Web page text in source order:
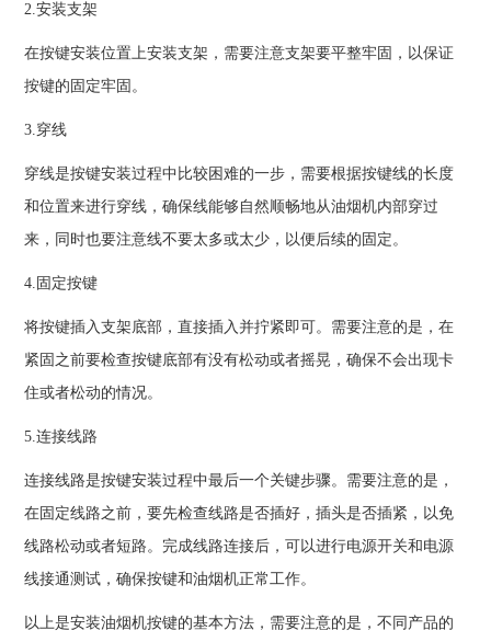
2.安装支架
在按键安装位置上安装支架，需要注意支架要平整牢固，以保证
按键的固定牢固。
3.穿线
穿线是按键安装过程中比较困难的一步，需要根据按键线的长度
和位置来进行穿线，确保线能够自然顺畅地从油烟机内部穿过
来，同时也要注意线不要太多或太少，以便后续的固定。
4.固定按键
将按键插入支架底部，直接插入并拧紧即可。需要注意的是，在
紧固之前要检查按键底部有没有松动或者摇晃，确保不会出现卡
住或者松动的情况。
5.连接线路
连接线路是按键安装过程中最后一个关键步骤。需要注意的是，
在固定线路之前，要先检查线路是否插好，插头是否插紧，以免
线路松动或者短路。完成线路连接后，可以进行电源开关和电源
线接通测试，确保按键和油烟机正常工作。
以上是安装油烟机按键的基本方法，需要注意的是，不同产品的